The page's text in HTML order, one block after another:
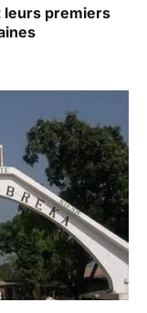
leurs premiers